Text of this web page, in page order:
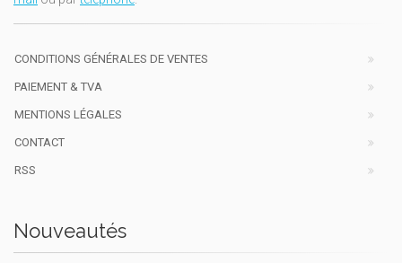
CONDITIONS GÉNÉRALES DE VENTES
PAIEMENT & TVA
MENTIONS LÉGALES
CONTACT
RSS
Nouveautés